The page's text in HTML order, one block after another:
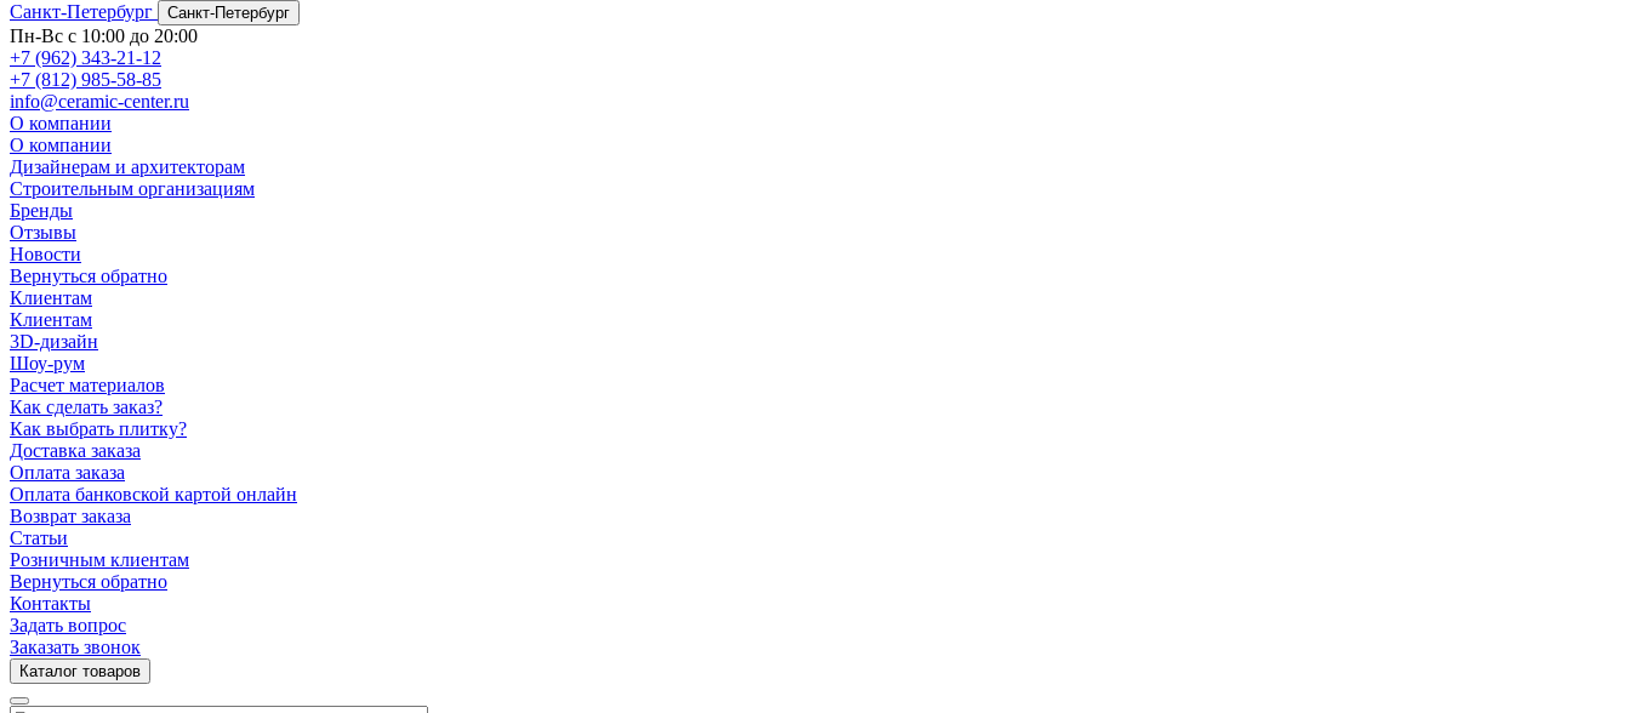
Санкт-Петербург
Санкт-Петербург
Пн-Вс с 10:00 до 20:00
+7 (962) 343-21-12
+7 (812) 985-58-85
info@ceramic-center.ru
О компании
О компании
Дизайнерам и архитекторам
Строительным организациям
Бренды
Отзывы
Новости
Вернуться обратно
Клиентам
Клиентам
3D-дизайн
Шоу-рум
Расчет материалов
Как сделать заказ?
Как выбрать плитку?
Доставка заказа
Оплата заказа
Оплата банковской картой онлайн
Возврат заказа
Статьи
Розничным клиентам
Вернуться обратно
Контакты
Задать вопрос
Заказать звонок
Каталог товаров